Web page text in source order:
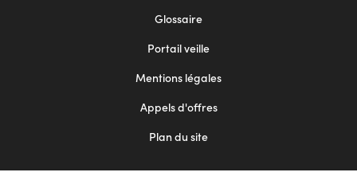
Glossaire
Portail veille
Mentions légales
Appels d'offres
Plan du site